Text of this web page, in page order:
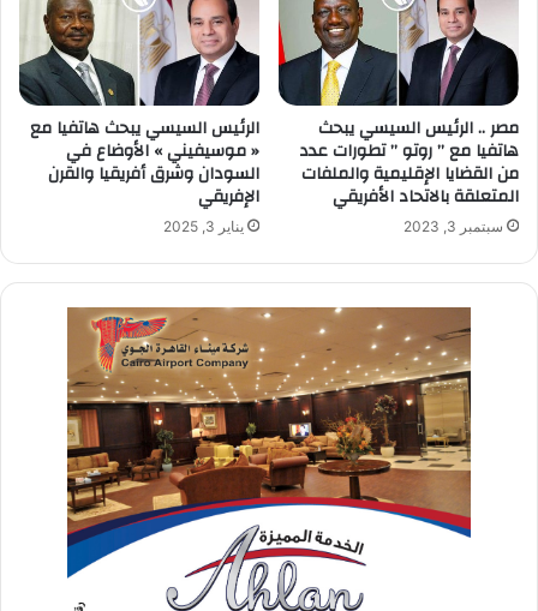
مصر .. الرئيس السيسي يبحث
هاتفيا مع ” روتو ” تطورات عدد
من القضايا الإقليمية والملفات
المتعلقة بالاتحاد الأفريقي
سبتمبر 3, 2023
الرئيس السيسي يبحث هاتفيا مع
« موسيفيني » الأوضاع في
السودان وشرق أفريقيا والقرن
الإفريقي
يناير 3, 2025